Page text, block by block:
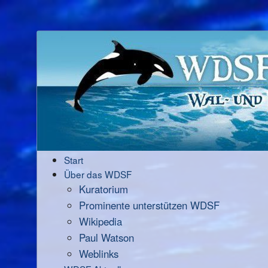
Start
Über das WDSF
Kuratorium
Prominente unterstützen WDSF
Wikipedia
Paul Watson
Weblinks